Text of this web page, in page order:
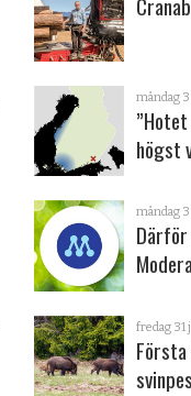
måndag
högst
måndag
fredag 31